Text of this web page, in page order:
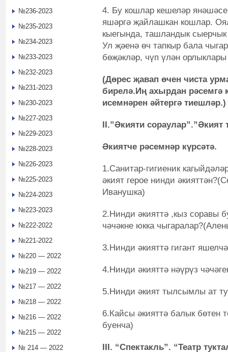
4. Бу кошлар кешеләр
яшәргә җайлашкан кошлар.
кыегында, ташландык
Ул җәенә өч тапкыр бала
бөҗәкләр, чүп үлән
(Дөрес җавап өчен чиста
бирелә.Иң ахырдан рәсемгә
исемнәрен әйтергә тиешләр.)
II.”Әкияти
Әкиятче рәсемнәр күрсәтә.
1.Санитар-гигиеник
әкият герое нинди
Иванушка)
2.Нинди әкияттә ,кыз соравы
чәчәкне юкка
3.Нинди әкияттә гигант
4.Нинди әкияттә нәүрүз
5.Нинди әкият тылсымлы ат
6.Кайсы әкияттә балык бөтен
буенча)
III. “Спектакль”. “Театр
№236-2023
№235-2023
№234-2023
№233-2023
№232-2023
№231-2023
№230-2023
№227-2023
№229-2023
№228-2023
№226-2023
№225-2023
№224-2023
№223-2023
№222-2022
№221-2022
№220 — 2022
№219 — 2022
№217 — 2022
№218 — 2022
№216 — 2022
№215 — 2022
№ 214 — 2022